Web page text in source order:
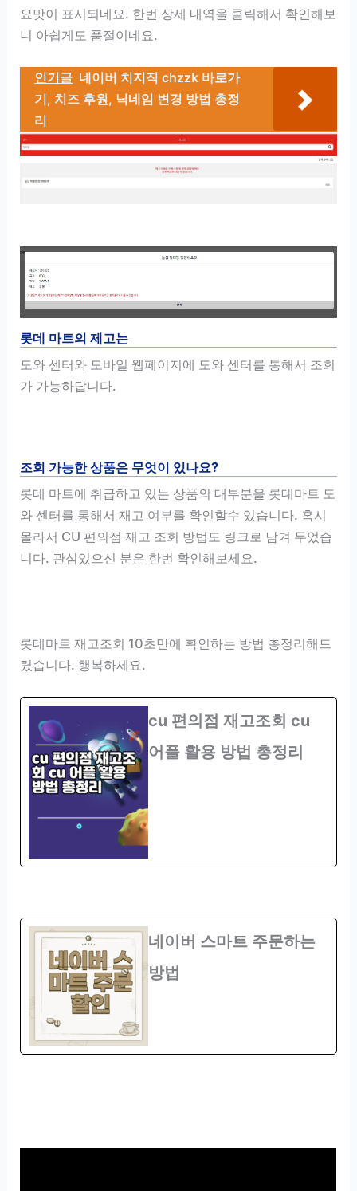
요맛이 표시되네요. 한번 상세 내역을 클릭해서 확인해보
니 아쉽게도 품절이네요.
인기글 네이버 치지직 chzzk 바로가
기, 치즈 후원, 닉네임 변경 방법 총정
리
롯데 마트의 제고는
도와 센터와 모바일 웹페이지에 도와 센터를 통해서 조회
가 가능하답니다.
조회 가능한 상품은 무엇이 있나요?
롯데 마트에 취급하고 있는 상품의 대부분을 롯데마트 도
와 센터를 통해서 재고 여부를 확인할수 있습니다. 혹시
몰라서 CU 편의점 재고 조회 방법도 링크로 남겨 두었습
니다. 관심있으신 분은 한번 확인해보세요.
롯데마트 재고조회 10초만에 확인하는 방법 총정리해드
렸습니다. 행복하세요.
cu 편의점 재고조회 cu
어플 활용 방법 총정리
네이버 스마트 주문하는
방법